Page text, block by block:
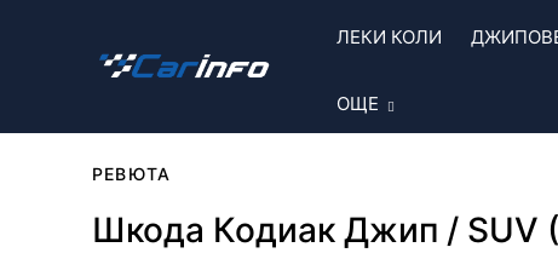
ЛЕКИ КОЛИ
ОЩЕ
РЕВЮТА
Шкода Кодиак Джип / SUV